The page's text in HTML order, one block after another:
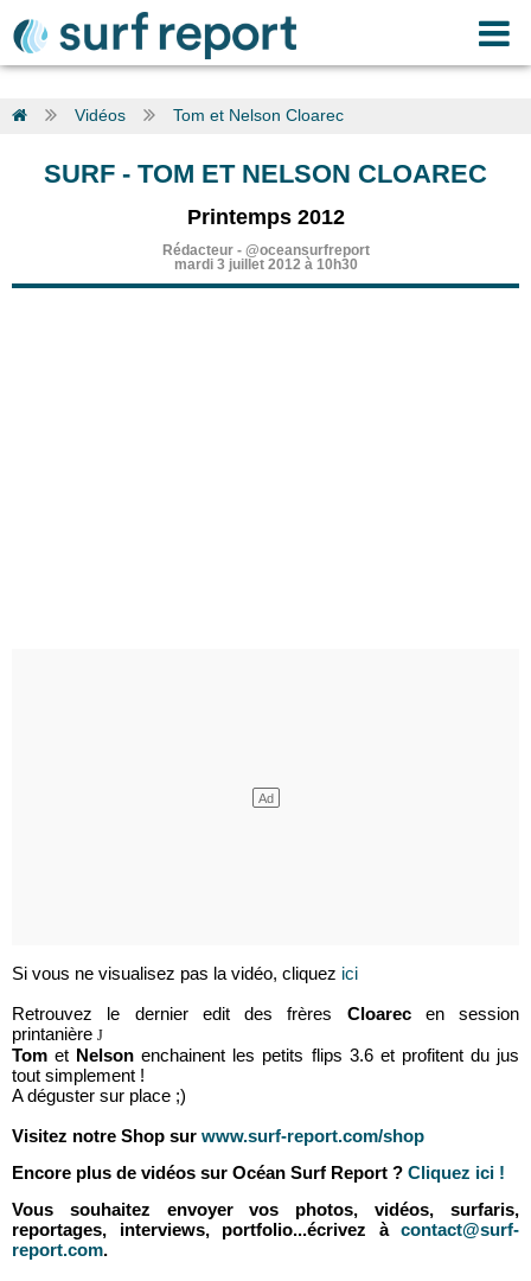
Vidéos Tom et Nelson Cloarec
SURF - TOM ET NELSON CLOAREC
Printemps 2012
Rédacteur- @oceansurfreport
mardi 3 juillet 2012 à 10h30
Si vous ne visualisez pas la vidéo, cliquez ici
Retrouvez le dernier edit des frères Cloarecen session
printanière J
Tom et Nelson enchainent les petits flips 3.6 et profitent du jus
tout simplement !
A déguster sur place ;)
Visitez notre Shop sur www.surf-report.com/shop
Encore plus de vidéos sur Océan Surf Report ? Cliquez ici !
Vous souhaitez envoyer vos photos, vidéos, surfaris,
reportages, interviews, portfolio...écrivez à
contact@surf-
report.com.